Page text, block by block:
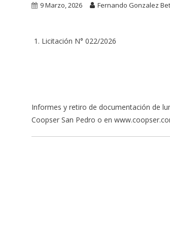
9 Marzo, 2026 Fernando Gonzalez
Licitación N° 022/2026
Informes y retiro de documentación de
Coopser San Pedro o en